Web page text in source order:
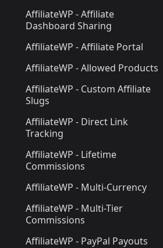
AffiliateWP - Affiliate
Dashboard Sharing
AffiliateWP - Affiliate Portal
AffiliateWP - Allowed Products
AffiliateWP - Custom Affiliate
Slugs
AffiliateWP - Direct Link
Tracking
AffiliateWP - Lifetime
Commissions
AffiliateWP - Multi-Currency
AffiliateWP - Multi-Tier
Commissions
AffiliateWP - PayPal Payouts